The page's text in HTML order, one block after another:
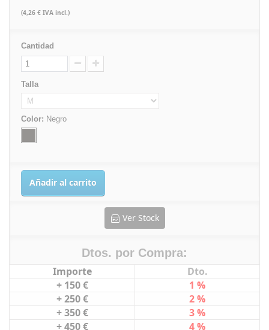
(4,26 € IVA incl.)
Cantidad
Talla
Color: Negro
Añadir al carrito
Ver Stock
Dtos. por Compra:
Importe
Dto.
+ 150 €
1 %
+ 250 €
2 %
+ 350 €
3 %
+ 450 €
4 %